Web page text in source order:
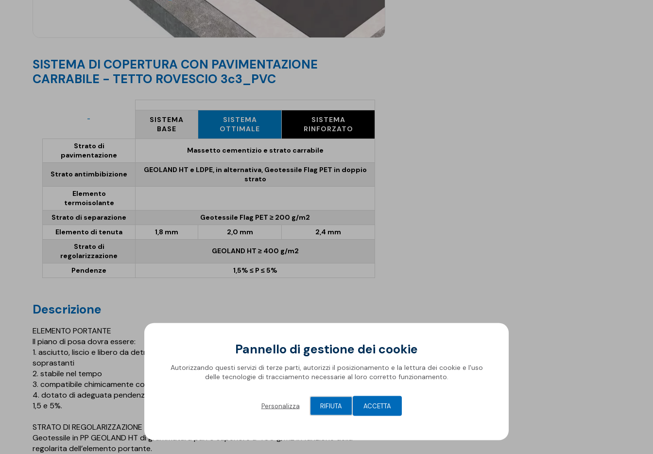
SISTEMA DI COPERTURA CON PAVIMENTAZIONE
CARRABILE - TETTO ROVESCIO 3c3_PVC
-
SISTEMA
BASE
SISTEMA
OTTIMALE
SISTEMA
RINFORZATO
Strato di
pavimentazione
Massetto cementizio e strato carrabile
Strato antimbibizione
GEOLAND HT e LDPE, in alternativa, Geotessile Flag PET in doppio
strato
Elemento
termoisolante
Strato di separazione
Geotessile Flag PET ≥ 200 g/m2
Elemento di tenuta
1,8 mm 2,0 mm
2,4 mm
Strato di
regolarizzazione
GEOLAND HT ≥ 400 g/m2
Pendenze 1,5% ≤ P ≤ 5%
descrizione
ELEMENTO PORTANTE
Il piano di posa dovra essere:
1. asciutto, liscio e libero da detriti ed asperita che possano arrecare danneggiamenti agli elementi
soprastanti
2. stabile nel tempo
3. compatibile chimicamente con i materiali costituenti il pacchetto di copertura.
4. dotato di adeguata pendenza. Per copertura piana o sub-orizzontale pendenza compresa tra
1,5 e 5%.
STRATO DI REGOLARIZZAZIONE
Geotessile in PP GEOLAND HT di grammatura pari o superiore a 400 g/m2 in funzione della
regolarita dell’elemento portante.
Pannello di gestione dei cookie
Autorizzando questi servizi di terze parti, autorizzi il posizionamento e la lettura dei cookie e l'uso
delle tecnologie di tracciamento necessarie al loro corretto funzionamento.
RIFIUTA
Personalizza ACCETTA